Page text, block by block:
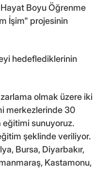
Boyu Öğrenme
İşim" projesinin
hedeflediklerinin
olmak üzere iki
merkezlerinde 30
eğitimi sunuyoruz.
şeklinde veriliyor.
Bursa, Diyarbakır,
Kastamonu,